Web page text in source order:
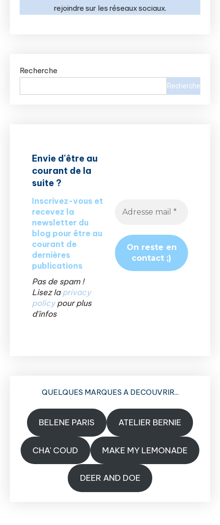
rejoindre sur les réseaux sociaux.
Recherche
Recherche
Envie d'être au
courant de la
suite ?
Inscrivez-vous et
recevez la
newsletter du
blog pour être au
courant de
dernières
publications
Pas de spam !
Lisez la privacy
policypour plus
d'infos
QUELQUES MARQUES A DECOUVRIR...
BELENE PARIS ATELIER BERNIE
CHA' COUD MAKE MY LEMONADE
DEER AND DOE